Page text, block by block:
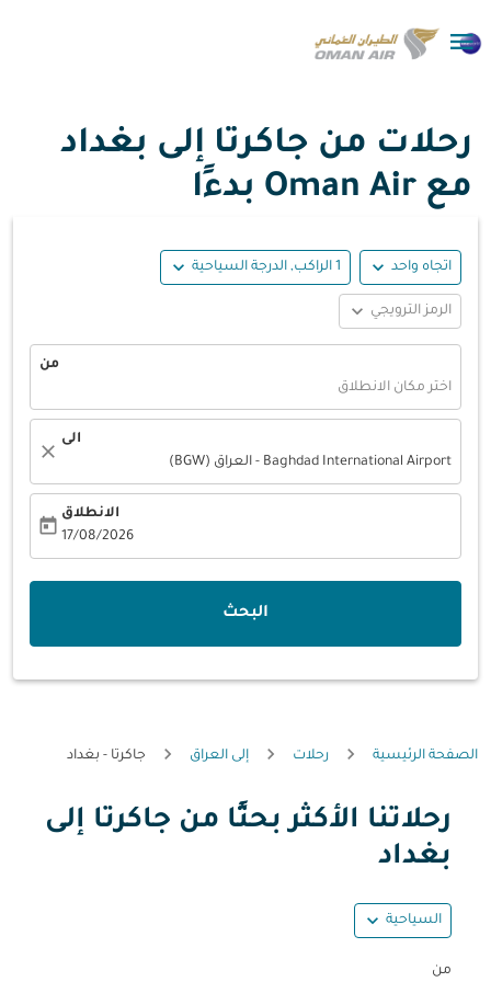

رحلات من جاكرتا إلى بغداد
مع Oman Air بدءًا
اتجاه واحد expand_more 1 الراكب, الدرجة السياحية expand_more
الرمز الترويجي expand_more
من
اختر مكان الانطلاق
الى
Baghdad International Airport - العراق (BGW)
close
الانطلاق
17/08/2026
today
البحث
الصفحة الرئيسية رحلات إلى العراق جاكرتا - بغداد
رحلاتنا الأكثر بحثًا من جاكرتا إلى
بغداد
السياحية expand_more
من
حاول تحديث الرحلة (مغادرة و/أو وجهة) أو التفاعل مع